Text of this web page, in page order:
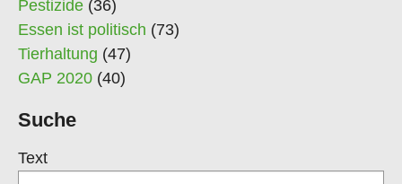
Pestizide (36)
Essen ist politisch (73)
Tierhaltung (47)
GAP 2020 (40)
Suche
Text